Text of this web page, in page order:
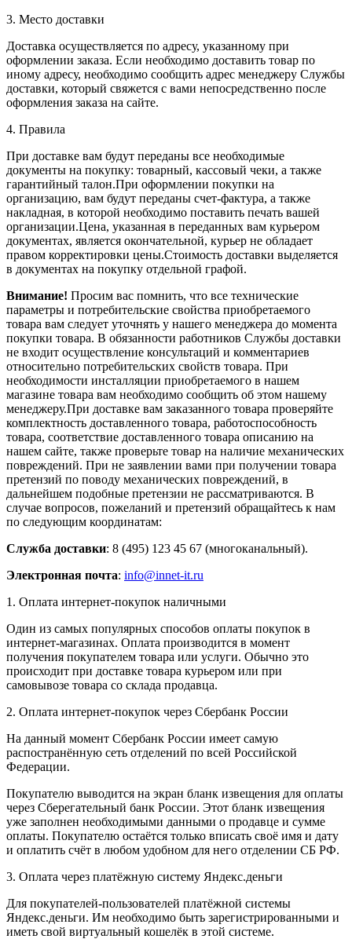
3. Место доставки
Доставка осуществляется по адресу, указанному при
оформлении заказа. Если необходимо доставить товар по
иному адресу, необходимо сообщить адрес менеджеру Службы
доставки, который свяжется с вами непосредственно после
оформления заказа на сайте.
4. Правила
При доставке вам будут переданы все необходимые
документы на покупку: товарный, кассовый чеки, а также
гарантийный талон.При оформлении покупки на
организацию, вам будут переданы счет-фактура, а также
накладная, в которой необходимо поставить печать вашей
организации.Цена, указанная в переданных вам курьером
документах, является окончательной, курьер не обладает
правом корректировки цены.Стоимость доставки выделяется
в документах на покупку отдельной графой.
Внимание! Просим вас помнить, что все технические
параметры и потребительские свойства приобретаемого
товара вам следует уточнять у нашего менеджера до момента
покупки товара. В обязанности работников Службы доставки
не входит осуществление консультаций и комментариев
относительно потребительских свойств товара. При
необходимости инсталляции приобретаемого в нашем
магазине товара вам необходимо сообщить об этом нашему
менеджеру.При доставке вам заказанного товара проверяйте
комплектность доставленного товара, работоспособность
товара, соответствие доставленного товара описанию на
нашем сайте, также проверьте товар на наличие механических
повреждений. При не заявлении вами при получении товара
претензий по поводу механических повреждений, в
дальнейшем подобные претензии не рассматриваются. В
случае вопросов, пожеланий и претензий обращайтесь к нам
по следующим координатам:
Служба доставки: 8 (495) 123 45 67 (многоканальный).
Электронная почта: info@innet-it.ru
1. Оплата интернет-покупок наличными
Один из самых популярных способов оплаты покупок в
интернет-магазинах. Оплата производится в момент
получения покупателем товара или услуги. Обычно это
происходит при доставке товара курьером или при
самовывозе товара со склада продавца.
2. Оплата интернет-покупок через Сбербанк России
На данный момент Сбербанк России имеет самую
распостранённую сеть отделений по всей Российской
Федерации.
Покупателю выводится на экран бланк извещения для оплаты
через Сберегательный банк России. Этот бланк извещения
уже заполнен необходимыми данными о продавце и сумме
оплаты. Покупателю остаётся только вписать своё имя и дату
и оплатить счёт в любом удобном для него отделении СБ РФ.
3. Оплата через платёжную систему Яндекс.деньги
Для покупателей-пользователей платёжной системы
Яндекс.деньги. Им необходимо быть зарегистрированными и
иметь свой виртуальный кошелёк в этой системе.